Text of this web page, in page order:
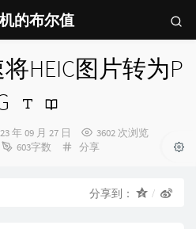
的布尔值
HEIC图片转为P
年 09 月 27 日
3602 次浏览
603字数
分
分享
分享到：